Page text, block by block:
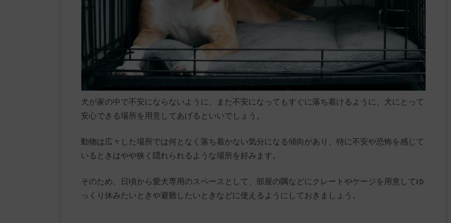
犬が家の中で不安にならないように、また不安になってもすぐに落ち着けるように、犬にとって
安心できる場所を用意してあげるといいでしょう。
動物は広々した場所では何となく落ち着かない気分になる傾向があり、特に不安や恐怖を感じて
いるときはやや狭く隠れられるような場所を好みます。
そのため、日頃から愛犬専用のスペースとして、部屋の隅などにクレートやケージを用意してゆ
っくり休みたいときや避難したいときなどに使えるようにしておきましょう。